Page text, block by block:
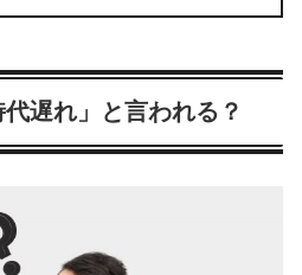
遅れ」と言われる？